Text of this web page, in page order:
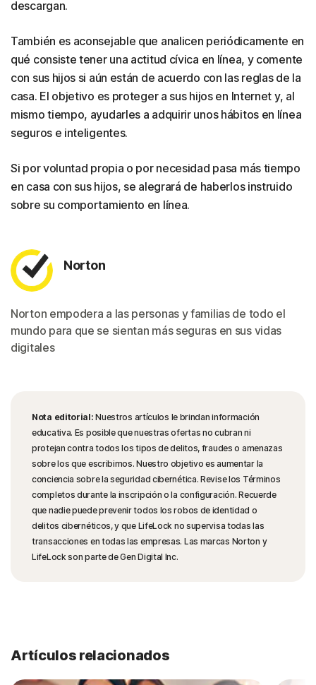
descargan.
También es aconsejable que analicen periódicamente en
qué consiste tener una actitud cívica en línea, y comente
con sus hijos si aún están de acuerdo con las reglas de la
casa. El objetivo es proteger a sus hijos en Internet y, al
mismo tiempo, ayudarles a adquirir unos hábitos en línea
seguros e inteligentes.
Si por voluntad propia o por necesidad pasa más tiempo
en casa con sus hijos, se alegrará de haberlos instruido
sobre su comportamiento en línea.
Norton
Norton empodera a las personas y familias de todo el
mundo para que se sientan más seguras en sus vidas
digitales
Nota editorial:Nuestros artículos le brindan información
educativa. Es posible que nuestras ofertas no cubran ni
protejan contra todos los tipos de delitos, fraudes o amenazas
sobre los que escribimos. Nuestro objetivo es aumentar la
conciencia sobre la seguridad cibernética. Revise los Términos
completos durante la inscripción o la configuración. Recuerde
que nadie puede prevenir todos los robos de identidad o
delitos cibernéticos, y que LifeLock no supervisa todas las
transacciones en todas las empresas. Las marcas Norton y
LifeLock son parte de Gen Digital Inc.
Artículos relacionados